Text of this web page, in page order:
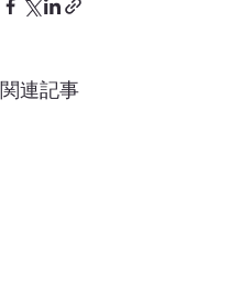
関連記事